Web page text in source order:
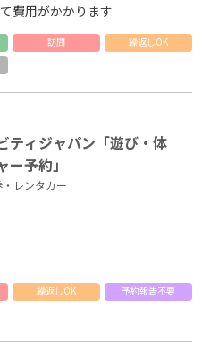
費用がかかります
訪問
繰返しOK
ティジャパン「遊び・体
ー予約」
レンタカー
繰返しOK
予約報告不要